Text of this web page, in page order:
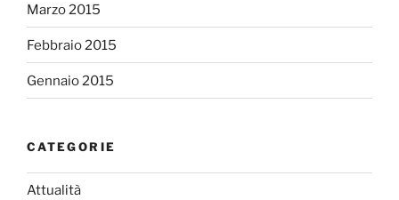
Marzo 2015
Febbraio 2015
Gennaio 2015
CATEGORIE
Attualità